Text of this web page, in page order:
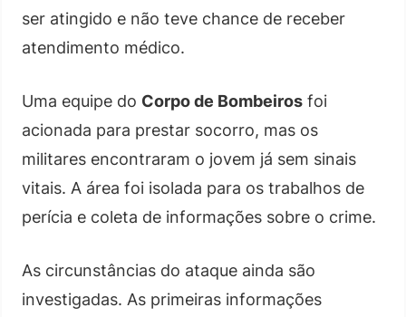
ser atingido e não teve chance de receber
atendimento médico.
Uma equipe do Corpo de Bombeiros foi
acionada para prestar socorro, mas os
militares encontraram o jovem já sem sinais
vitais. A área foi isolada para os trabalhos de
perícia e coleta de informações sobre o crime.
As circunstâncias do ataque ainda são
investigadas. As primeiras informações